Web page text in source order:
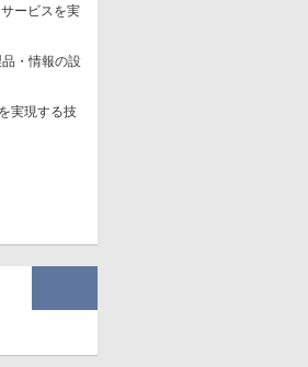
ービスを実
・情報の設
実現する技